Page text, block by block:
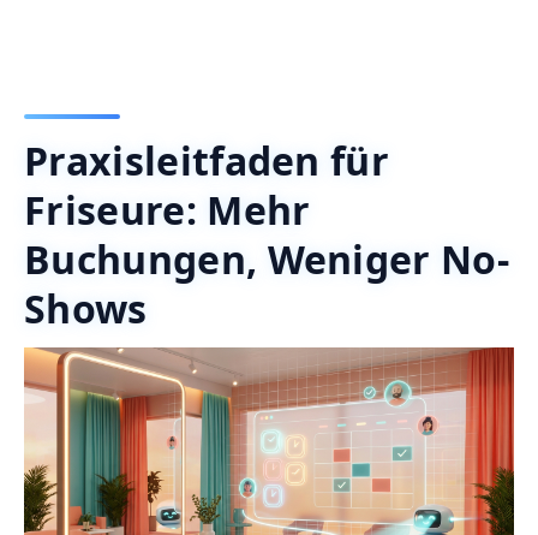
Praxisleitfaden für
Friseure: Mehr
Buchungen, Weniger No-
Shows